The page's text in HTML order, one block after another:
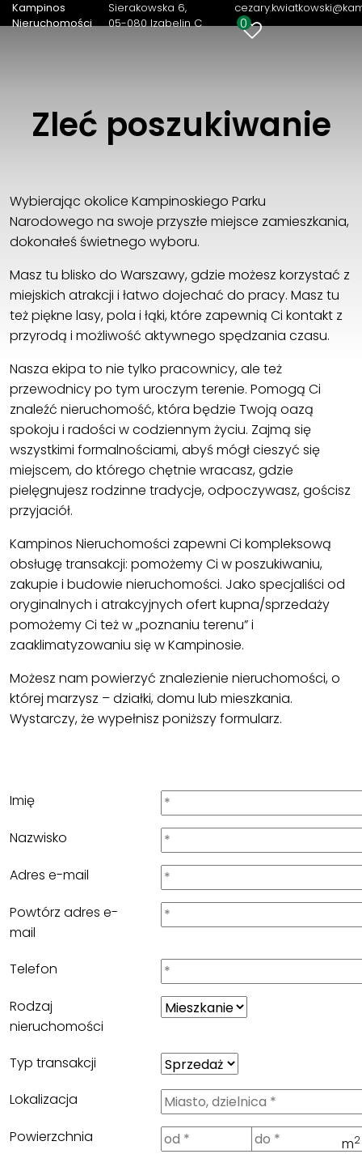
Kampinos
Nieruchomości
Sierakowska 6
05-080 Izabelin C
0
Kampinos Nieruchomości
cezary.kwiatkowski@kampinos.com.pl
Zleć poszukiwanie
Wybierając okolice Kampinoskiego Parku
Narodowego na swoje przyszłe miejsce zamieszkania,
dokonałeś świetnego wyboru.
Masz tu blisko do Warszawy, gdzie możesz korzystać z
miejskich atrakcji i łatwo dojechać do pracy. Masz tu
też piękne lasy, pola i łąki, które zapewnią Ci kontakt z
przyrodą i możliwość aktywnego spędzania czasu.
Nasza ekipa to nie tylko pracownicy, ale też
przewodnicy po tym uroczym terenie. Pomogą Ci
znaleźć nieruchomość, która będzie Twoją oazą
spokoju i radości w codziennym życiu. Zajmą się
wszystkimi formalnościami, abyś mógł cieszyć się
miejscem, do którego chętnie wracasz, gdzie
pielęgnujesz rodzinne tradycje, odpoczywasz, gościsz
przyjaciół.
Kampinos Nieruchomości zapewni Ci kompleksową
obsługę transakcji: pomożemy Ci w poszukiwaniu,
zakupie i budowie nieruchomości. Jako specjaliści od
oryginalnych i atrakcyjnych ofert kupna/sprzedaży
pomożemy Ci też w „poznaniu terenu” i
zaaklimatyzowaniu się w Kampinosie.
Możesz nam powierzyć znalezienie nieruchomości, o
której marzysz – działki, domu lub mieszkania.
Wystarczy, że wypełnisz poniższy formularz.
Imię
Nazwisko
Adres e-mail
Powtórz adres e-
mail
Telefon
Rodzaj
nieruchomości
Typ transakcji
Lokalizacja
Powierzchnia
m2